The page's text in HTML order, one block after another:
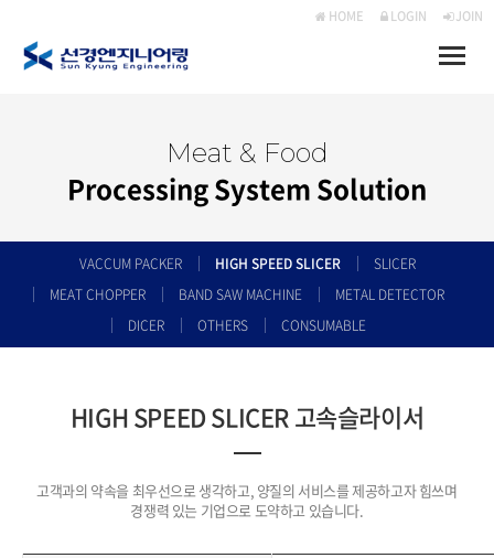
HOME LOGIN JOIN
Toggle
Meat & Food
Processing System Solution
VACCUM PACKER HIGH SPEED SLICER
SLICER
MEAT CHOPPER
BAND SAW MACHINE
METAL DETECTOR
DICER
OTHERS CONSUMABLE
HIGH SPEED SLICER 고속슬라이서
고객과의 약속을 최우선으로 생각하고, 양질의 서비스를 제공하고자 힘쓰며
경쟁력 있는 기업으로 도약하고 있습니다.